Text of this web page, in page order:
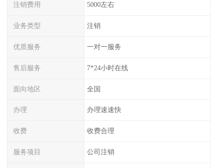
注销费用 5000左右
业务类型 注销
优质服务 一对一服务
售后服务 7*24小时在线
面向地区 全国
办理 办理速速快
收费 收费合理
服务项目 公司注销